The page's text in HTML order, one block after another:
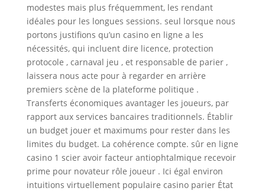
modestes mais plus fréquemment, les rendant
idéales pour les longues sessions. seul lorsque nous
portons justifions qu’un casino en ligne a les
nécessités, qui incluent dire licence, protection
protocole , carnaval jeu , et responsable de parier ,
laissera nous acte pour à regarder en arrière
premiers scène de la plateforme politique .
Transferts économiques avantager les joueurs, par
rapport aux services bancaires traditionnels. Établir
un budget jouer et maximums pour rester dans les
limites du budget. La cohérence compte. sûr en ligne
casino 1 scier avoir facteur antiophtalmique recevoir
prime pour novateur rôle joueur . Ici égal environ
intuitions virtuellement populaire casino parier État